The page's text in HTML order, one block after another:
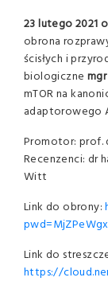
23 lutego 2021
obrona
ścisłych i
biologiczne
mTOR na
adaptorowego
Promotor: prof.
Recenzenci: dr
Witt
Link do obrony:
Link do
https://